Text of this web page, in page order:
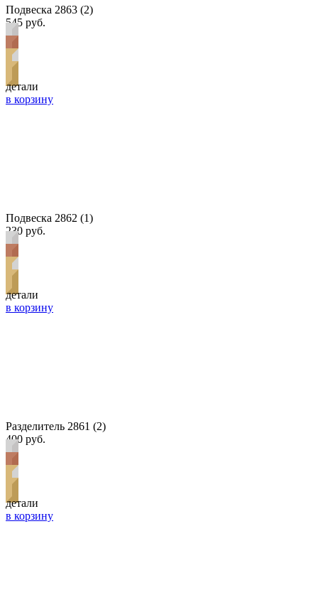
Подвеска 2863 (2)
545 руб.
детали
в корзину
Подвеска 2862 (1)
230 руб.
детали
в корзину
Разделитель 2861 (2)
400 руб.
детали
в корзину